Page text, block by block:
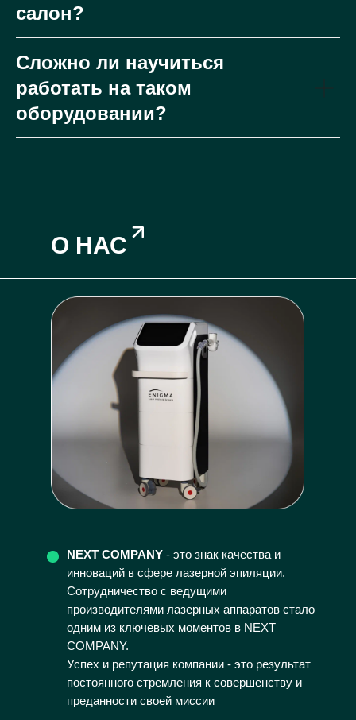
салон?
Сложно ли научиться
работать на таком
оборудовании?
О НАС
NEXT COMPANY - это знак качества и
инноваций в сфере лазерной эпиляции.
Сотрудничество с ведущими
производителями лазерных аппаратов стало
одним из ключевых моментов в NEXT
COMPANY.
Успех и репутация компании - это результат
постоянного стремления к совершенству и
преданности своей миссии